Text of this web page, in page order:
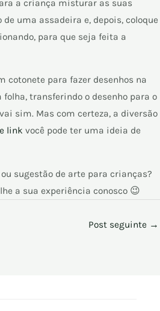
a criança misturar as suas
uma assadeira e, depois, coloque
para que seja feita a
cotonete para fazer desenhos na
transferindo o desenho para o
sim. Mas com certeza, a diversão
link você pode ter uma ideia de
sugestão de arte para crianças?
a sua experiência conosco 😉
Post seguinte →